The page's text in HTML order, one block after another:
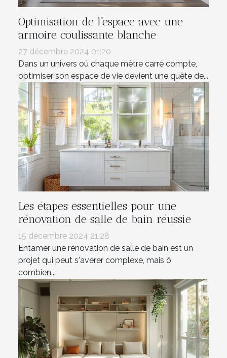
Optimisation de l'espace avec une
armoire coulissante blanche
27 décembre 2024 01:20
Dans un univers où chaque mètre carré compte,
optimiser son espace de vie devient une quête de...
Les étapes essentielles pour une
rénovation de salle de bain réussie
15 décembre 2024 21:28
Entamer une rénovation de salle de bain est un
projet qui peut s'avérer complexe, mais ô
combien...